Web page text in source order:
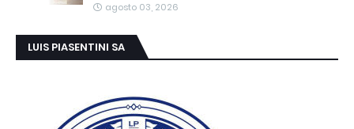
agosto 03, 2026
LUIS PIASENTINI SA